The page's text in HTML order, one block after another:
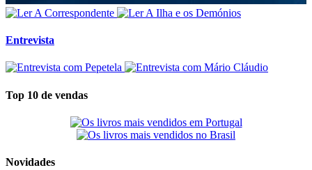
Entrevista
Top 10 de vendas
Novidades